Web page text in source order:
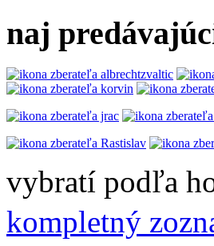
naj
vybratí podľa
kompletný